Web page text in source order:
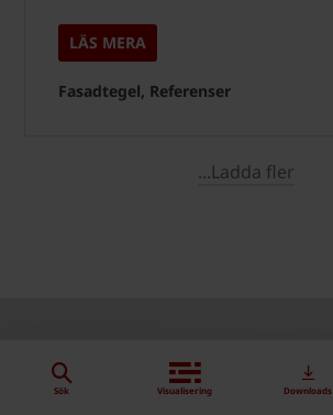
LÄS MERA
Fasadtegel, Referenser
...Ladda fler
Sök Visualisering Downloads